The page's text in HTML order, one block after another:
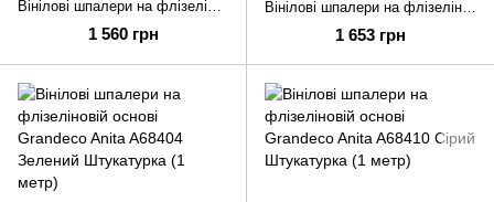
Вінілові шпалери на флізеліновій основі Grandeco Anita A80801 Білий Однотон (1 метр)
1 560 грн
Вінілові шпалери на флізеліновій основі Grandeco Anita A81901 Білий Квіти (1 метр)
1 653 грн